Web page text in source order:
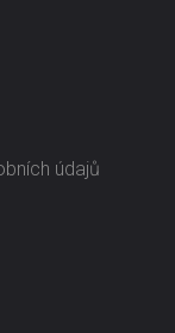
údajů